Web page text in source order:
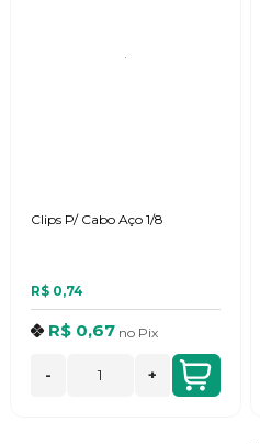
Clips P/ Cabo Aço 1/8
R$ 0,74
R$ 0,67 no Pix
- +